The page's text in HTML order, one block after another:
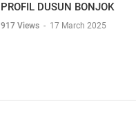
PROFIL DUSUN BONJOK
917 Views - 17 March 2025